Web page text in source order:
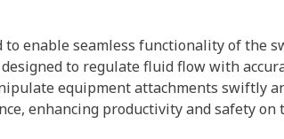
enable seamless functionality of the
to regulate fluid flow with
equipment attachments swiftly
enhancing productivity and safety on